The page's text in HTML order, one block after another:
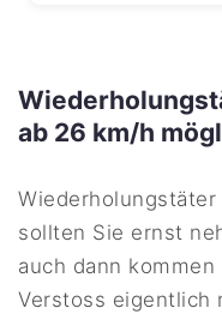
ab 26 km/h
sollten Sie ernst
auch dann
Verstoss eigentlich